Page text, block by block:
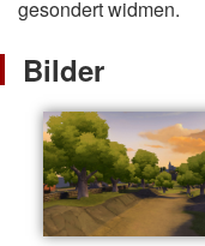
gesondert widmen.
Bilder